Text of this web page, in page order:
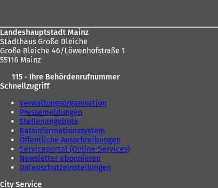
Landeshauptstadt Mainz
Stadthaus Große Bleiche
Große Bleiche 46/Löwenhofstraße 1
55116 Mainz
115 - Ihre Behördenrufnummer
Schnellzugriff
Verwaltungsorganisation
Pressemeldungen
Stellenangebote
Ratsinformationssystem
Öffentliche Ausschreibungen
Serviceportal (Online-Services)
Newsletter abonnieren
Datenschutzeinstellungen
City Service